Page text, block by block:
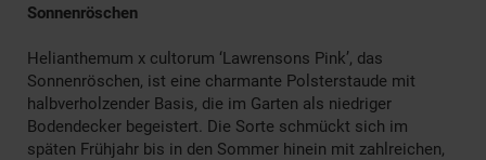
Sonnenröschen
Helianthemum x cultorum ‘Lawrensons Pink’, das
Sonnenröschen, ist eine charmante Polsterstaude mit
halbverholzender Basis, die im Garten als niedriger
Bodendecker begeistert. Die Sorte schmückt sich im
späten Frühjahr bis in den Sommer hinein mit zahlreichen,